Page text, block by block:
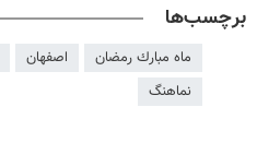
برچسب‌ها
ماه مبارك رمضان اصفهان
نماهنگ